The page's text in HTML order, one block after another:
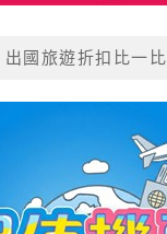
出國旅遊折扣比一比